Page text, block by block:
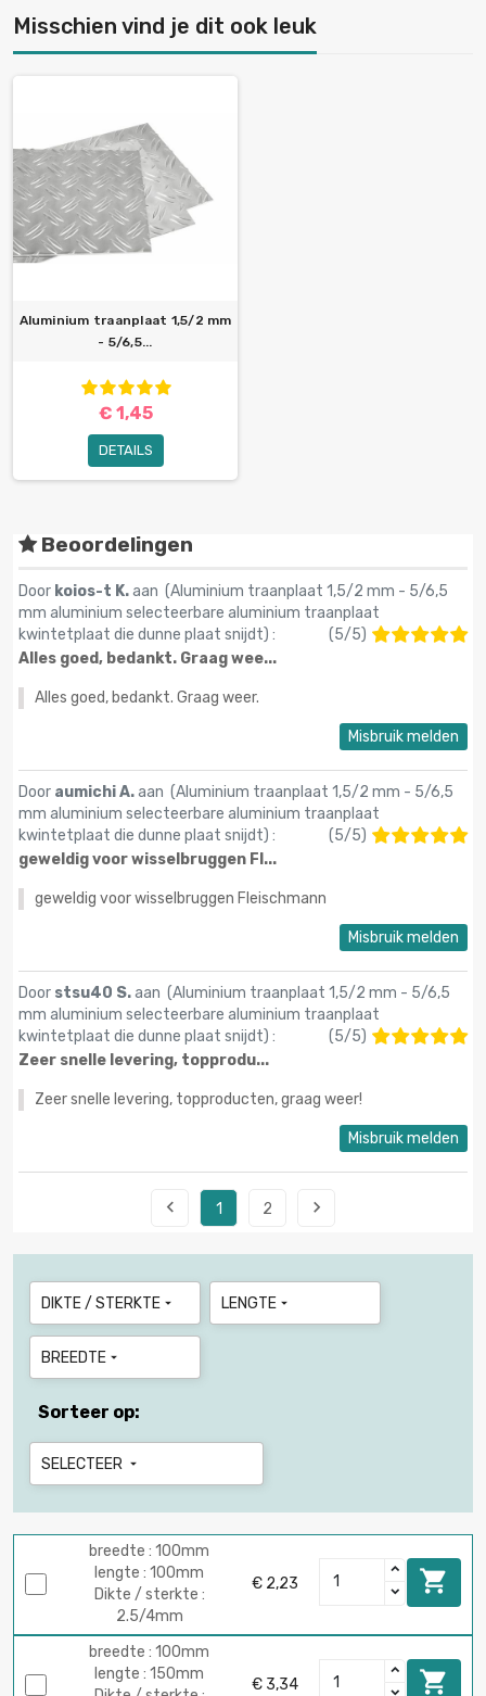
Misschien vind je dit ook leuk
Aluminium traanplaat 1,5/2 mm
- 5/6,5...
€ 1,45
DETAILS
Beoordelingen
Door koios-t K.aan (Aluminium traanplaat 1,5/2 mm - 5/6,5
mm aluminium selecteerbare aluminium traanplaat
kwintetplaat die dunne plaat snijdt) : (5/5)
Alles goed, bedankt. Graag wee...
Alles goed, bedankt. Graag weer.
Misbruik melden
Door aumichi A.aan (Aluminium traanplaat 1,5/2 mm - 5/6,5
mm aluminium selecteerbare aluminium traanplaat
kwintetplaat die dunne plaat snijdt) : (5/5)
geweldig voor wisselbruggen Fl...
geweldig voor wisselbruggen Fleischmann
Misbruik melden
Door stsu40 S.aan (Aluminium traanplaat 1,5/2 mm - 5/6,5
mm aluminium selecteerbare aluminium traanplaat
kwintetplaat die dunne plaat snijdt) : (5/5)
Zeer snelle levering, topprodu...
Zeer snelle levering, topproducten, graag weer!
Misbruik melden
 1 2 
DIKTE / STERKTE  LENGTE 
BREEDTE 
Sorteer op:
SELECTEER 
breedte : 100mm
lengte : 100mm
Dikte / sterkte :
2.5/4mm
€ 2,23 
breedte : 100mm
lengte : 150mm
€ 3,34 